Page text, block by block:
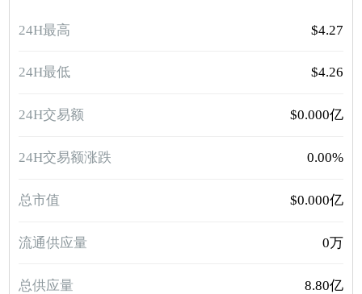
24H最高 $4.27
24H最低 $4.26
24H交易额 $0.000亿
24H交易额涨跌 0.00%
总市值 $0.000亿
流通供应量 0万
总供应量 8.80亿